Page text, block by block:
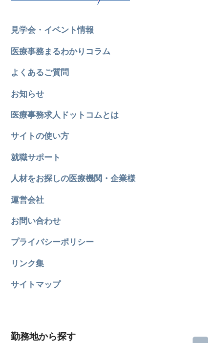
見学会・イベント情報
医療事務まるわかりコラム
よくあるご質問
お知らせ
医療事務求人ドットコムとは
サイトの使い方
就職サポート
人材をお探しの医療機関・企業様
運営会社
お問い合わせ
プライバシーポリシー
リンク集
サイトマップ
勤務地から探す